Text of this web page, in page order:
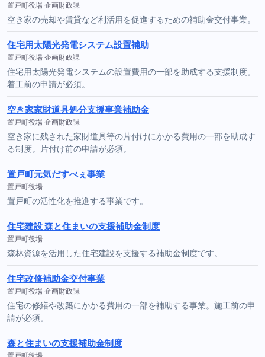
置戸町役場 企画財政課
空き家の売却や賃貸など利活用を促進するための補助金交付事業。
住宅用太陽光発電システム設置補助
置戸町役場 企画財政課
住宅用太陽光発電システムの設置費用の一部を助成する支援制度。
着工前の申請が必須。
空き家家財道具処分支援事業補助金
置戸町役場 企画財政課
空き家に残された家財道具等の片付けにかかる費用の一部を助成す
る制度。片付け前の申請が必須。
置戸町元気だすべぇ事業
置戸町役場
置戸町の活性化を推進する事業です。
住宅建設 森と住まいの支援補助金制度
置戸町役場
森林資源を活用した住宅建設を支援する補助金制度です。
住宅改修補助金交付事業
置戸町役場 企画財政課
住宅の修繕や改築にかかる費用の一部を補助する事業。施工前の申
請が必須。
森と住まいの支援補助金制度